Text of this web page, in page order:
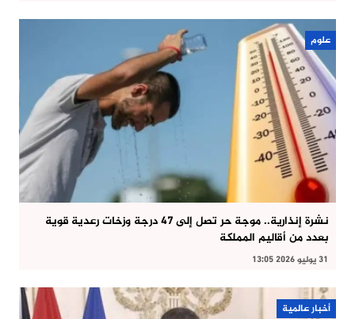
علوم
نشرة إنذارية.. موجة حر تصل إلى 47 درجة وزخات رعدية قوية
بعدد من أقاليم المملكة
31 يوليو 2026 13:05
أخبار عالمية